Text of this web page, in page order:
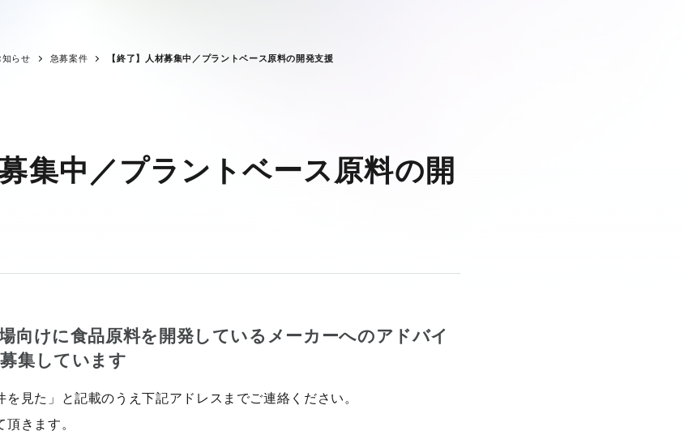
知らせ 急募案件 【終了】人材募集中／プラントベース原料の開発支援
募集中／プラントベース原料の開
向けに食品原料を開発しているメーカーへのアドバイ
集しています
見た」と記載のうえ下記アドレスまでご連絡ください。
きます。